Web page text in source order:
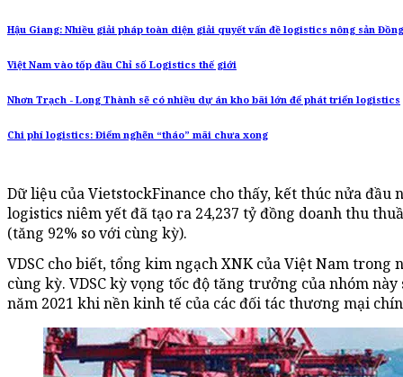
Hậu Giang: Nhiều giải pháp toàn diện giải quyết vấn đề logistics nông sản
Việt Nam vào tốp đầu Chỉ số Logistics thế giới
Nhơn Trạch - Long Thành sẽ có nhiều dự án kho bãi lớn để phát triển logistics
Chi phí logistics: Điểm nghẽn “tháo” mãi chưa xong
Dữ liệu của VietstockFinance cho thấy, kết thúc nửa đầu
logistics niêm yết đã tạo ra 24,237 tỷ đồng doanh thu
(tăng 92% so với cùng kỳ).
VDSC cho biết, tổng kim ngạch XNK của Việt Nam trong
cùng kỳ. VDSC kỳ vọng tốc độ tăng trưởng của nhóm
năm 2021 khi nền kinh tế của các đối tác thương mại